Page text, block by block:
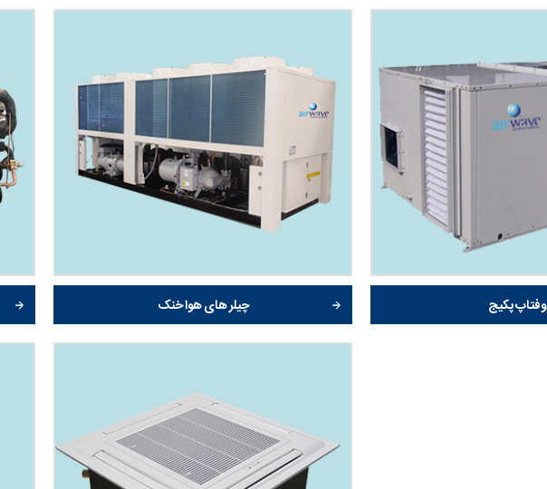
پکیج چیلر های هوا خنک